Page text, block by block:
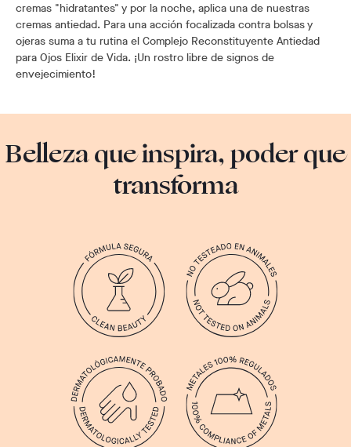
cremas "hidratantes" y por la noche, aplica una de nuestras
cremas antiedad. Para una acción focalizada contra bolsas y
ojeras suma a tu rutina el Complejo Reconstituyente Antiedad
para Ojos Elixir de Vida. ¡Un rostro libre de signos de
envejecimiento!
Belleza que inspira, poder que
transforma